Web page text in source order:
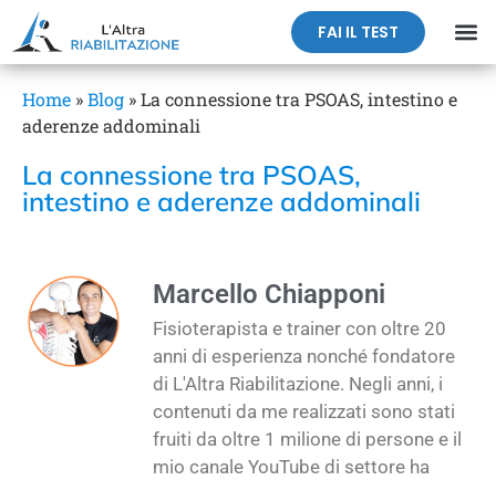
FAI IL TEST
Home »Blog »La connessione tra PSOAS, intestino e
aderenze addominali
La connessione tra PSOAS,
intestino e aderenze addominali
Marcello Chiapponi
Fisioterapista e trainer con oltre 20
anni di esperienza nonché fondatore
di L'Altra Riabilitazione. Negli anni, i
contenuti da me realizzati sono stati
fruiti da oltre 1 milione di persone e il
mio canale YouTube di settore ha